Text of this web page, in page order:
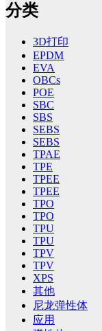
分类
3D打印
EPDM
EVA
OBCs
POE
SBC
SBS
SEBS
SEBS
TPAE
TPE
TPEE
TPEE
TPO
TPO
TPU
TPU
TPV
TPV
XPS
其他
尼龙弹性体
应用